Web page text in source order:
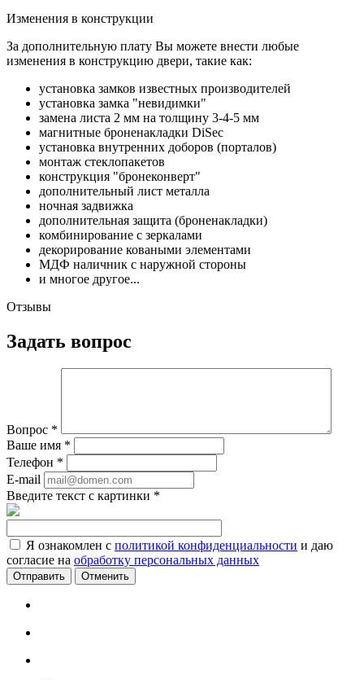
Изменения в конструкции
За дополнительную плату Вы можете внести любые
изменения в конструкцию двери, такие как:
установка замков известных производителей
установка замка "невидимки"
замена листа 2 мм на толщину 3-4-5 мм
магнитные броненакладки DiSec
установка внутренних доборов (порталов)
монтаж стеклопакетов
конструкция "бронеконверт"
дополнительный лист металла
ночная задвижка
дополнительная защита (броненакладки)
комбинирование с зеркалами
декорирование коваными элементами
МДФ наличник с наружной стороны
и многое другое...
Отзывы
Задать вопрос
Вопрос *
Ваше имя *
Телефон *
E-mail
Введите текст с картинки *
Я ознакомлен с политикой конфиденциальности и даю
согласие на обработку персональных данных
Отменить